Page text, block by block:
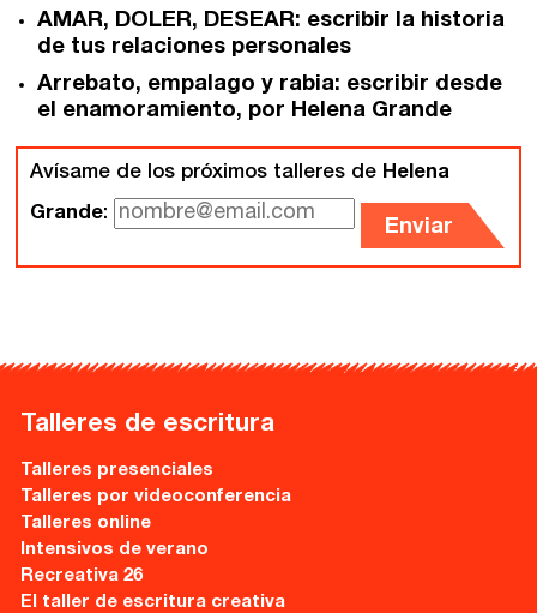
Gijón
Palma
Las Palmas
Nuestra filosofía
Nuestro equipo
Comunidad
Club de Escritura
Catálogo
Ebooks
Recursos
AMAR, DOLER, DESEAR: escribir la historia
de tus relaciones personales
Arrebato, empalago y rabia: escribir desde
el enamoramiento, por Helena Grande
Avísame de los próximos talleres de Helena
Grande:
Enviar
Talleres de escritura
Talleres presenciales
Talleres por videoconferencia
Talleres online
Intensivos de verano
Recreativa 26
El taller de escritura creativa